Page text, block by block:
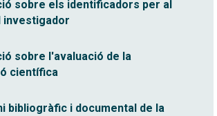
sobre els identificadors per al
investigador
sobre l'avaluació de la
científica
bibliogràfic i documental de la